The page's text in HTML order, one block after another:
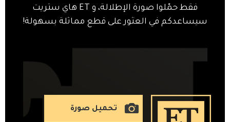
فقط حمّلوا صورة الإطلالة، و ET هاي ستريت
سيساعدكم في العثور على قطع مماثلة بسهولة!
تحميل صورة